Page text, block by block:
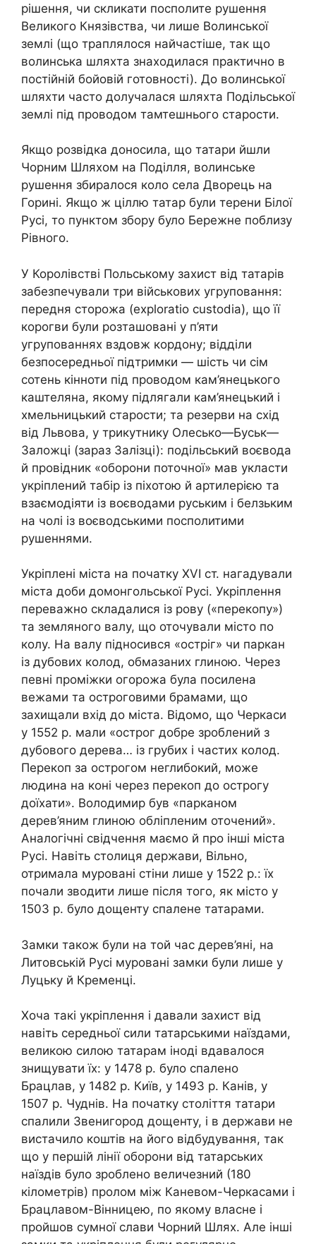
рішення, чи скликати посполите рушення
Великого Князівства, чи лише Волинської
землі (що траплялося найчастіше, так що
волинська шляхта знаходилася практично в
постійній бойовій готовності). До волинської
шляхти часто долучалася шляхта Подільської
землі під проводом тамтешнього старости.
Якщо розвідка доносила, що татари йшли
Чорним Шляхом на Поділля, волинське
рушення збиралося коло села Дворець на
Горині. Якщо ж ціллю татар були терени Білої
Русі, то пунктом збору було Бережне поблизу
Рівного.
У Королівстві Польському захист від татарів
забезпечували три військових угруповання:
передня сторожа (exploratio custodia), що її
корогви були розташовані у п’яти
угрупованнях вздовж кордону; відділи
безпосередньої підтримки — шість чи сім
сотень кінноти під проводом кам’янецького
каштеляна, якому підлягали кам’янецький і
хмельницький старости; та резерви на схід
від Львова, у трикутнику Олесько—Буськ—
Заложці (зараз Залізці): подільський воєвода
й провідник «оборони поточної» мав укласти
укріплений табір із піхотою й артилерією та
взаємодіяти із воєводами руським і белзьким
на чолі із воєводськими посполитими
рушеннями.
Укріплені міста на початку XVI ст. нагадували
міста доби домонгольської Русі. Укріплення
переважно складалися із рову («перекопу»)
та земляного валу, що оточували місто по
колу. На валу підносився «остріг» чи паркан
із дубових колод, обмазаних глиною. Через
певні проміжки огорожа була посилена
вежами та остроговими брамами, що
захищали вхід до міста. Відомо, що Черкаси
у 1552 р. мали «острог добре зроблений з
дубового дерева… із грубих і частих колод.
Перекоп за острогом неглибокий, може
людина на коні через перекоп до острогу
доїхати». Володимир був «парканом
дерев’яним глиною обліпленим оточений».
Аналогічні свідчення маємо й про інші міста
Русі. Навіть столиця держави, Вільно,
отримала муровані стіни лише у 1522 р.: їх
почали зводити лише після того, як місто у
1503 р. було дощенту спалене татарами.
Замки також були на той час дерев’яні, на
Литовській Русі муровані замки були лише у
Луцьку й Кременці.
Хоча такі укріплення і давали захист від
навіть середньої сили татарськими наїздами,
великою силою татарам іноді вдавалося
знищувати їх: у 1478 р. було спалено
Брацлав, у 1482 р. Київ, у 1493 р. Канів, у
1507 р. Чуднів. На початку століття татари
спалили Звенигород дощенту, і в держави не
вистачило коштів на його відбудування, так
що у першій лінії оборони від татарських
наїздів було зроблено величезний (180
кілометрів) пролом між Каневом-Черкасами і
Брацлавом-Вінницею, по якому власне і
пройшов сумної слави Чорний Шлях. Але інші